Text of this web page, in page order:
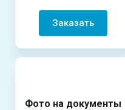
Заказать
Фото на документы